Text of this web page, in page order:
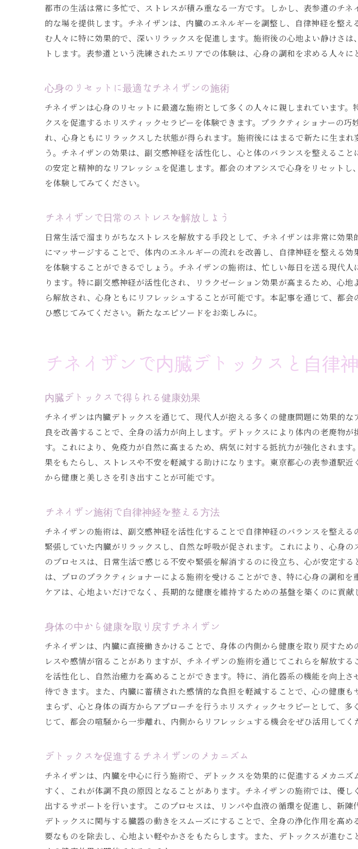
チネイザンでストレスを軽
心の安定をもたらすチネイ
日常のストレスを解放する
ストレス管理に役立つチネ
海外スパリゾートで人気のチネ
表参道で体験できる海外人
スパリゾートのような贅沢
表参道で味わう高品質なチネ
専門家によるチネイザン施
内面の静けさを実感するチ
熟練の技を提供する表参道
プロフェッショナルが紡ぐ
心身の調和を提供するチネイ
自然と調和するチネイザン
自然の力を感じるチネイザ
チネイザンで自然とつなが
豊かな自然とともに健康を
都市の生活は常に多忙で、ストレスが積み重なる一方です。しかし、表参道のチ
的な場を提供します。チネイザンは、内臓のエネルギーを調整し、自律神経を整
む人々に特に効果的で、深いリラックスを促進します。施術後の心地よい静けさ
トします。表参道という洗練されたエリアでの体験は、心身の調和を求める人々に
心身のリセットに最適なチネイザンの施術
チネイザンは心身のリセットに最適な施術として多くの人々に親しまれています
クスを促進するホリスティックセラピーを体験できます。プラクティショナーの
れ、心身ともにリラックスした状態が得られます。施術後にはまるで新たに生ま
う。チネイザンの効果は、副交感神経を活性化し、心と体のバランスを整えるこ
の安定と精神的なリフレッシュを促進します。都会のオアシスで心身をリセット
を体験してみてください。
チネイザンで日常のストレスを解放しよう
日常生活で溜まりがちなストレスを解放する手段として、チネイザンは非常に効
にマッサージすることで、体内のエネルギーの流れを改善し、自律神経を整える
を体験することができるでしょう。チネイザンの施術は、忙しい毎日を送る現代
ります。特に副交感神経が活性化され、リラクゼーション効果が高まるため、心
ら解放され、心身ともにリフレッシュすることが可能です。本記事を通じて、都
ひ感じてみてください。新たなエピソードをお楽しみに。
チネイザンで内臓デトックスと自律
内臓デトックスで得られる健康効果
チネイザンは内臓デトックスを通じて、現代人が抱える多くの健康問題に効果的
良を改善することで、全身の活力が向上します。デトックスにより体内の老廃物
す。これにより、免疫力が自然に高まるため、病気に対する抵抗力が強化されま
果をもたらし、ストレスや不安を軽減する助けになります。東京都心の表参道駅
から健康と美しさを引き出すことが可能です。
チネイザン施術で自律神経を整える方法
チネイザンの施術は、副交感神経を活性化することで自律神経のバランスを整え
緊張していた内臓がリラックスし、自然な呼吸が促されます。これにより、心身
のプロセスは、日常生活で感じる不安や緊張を解消するのに役立ち、心が安定す
は、プロのプラクティショナーによる施術を受けることができ、特に心身の調和
ケアは、心地よいだけでなく、長期的な健康を維持するための基盤を築くのに貢献
身体の中から健康を取り戻すチネイザン
チネイザンは、内臓に直接働きかけることで、身体の内側から健康を取り戻すた
レスや感情が宿ることがありますが、チネイザンの施術を通じてこれらを解放す
を活性化し、自然治癒力を高めることができます。特に、消化器系の機能を向上
待できます。また、内臓に蓄積された感情的な負担を軽減することで、心の健康
まらず、心と身体の両方からアプローチを行うホリスティックセラピーとして、
じて、都会の喧騒から一歩離れ、内側からリフレッシュする機会をぜひ活用してく
デトックスを促進するチネイザンのメカニズム
チネイザンは、内臓を中心に行う施術で、デトックスを効果的に促進するメカニ
すく、これが体調不良の原因となることがあります。チネイザンの施術では、優
出するサポートを行います。このプロセスは、リンパや血液の循環を促進し、新
デトックスに関与する臓器の動きをスムーズにすることで、全身の浄化作用を高
要なものを除去し、心地よい軽やかさをもたらします。また、デトックスが進む